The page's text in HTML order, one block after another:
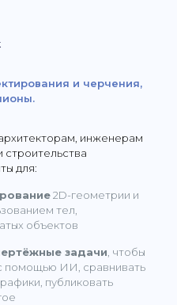
и черчения,
инженерам
строительства
для:
2D-геометрии и
тел,
объектов
задачи, чтобы
помощью ИИ, сравнивать
публиковать